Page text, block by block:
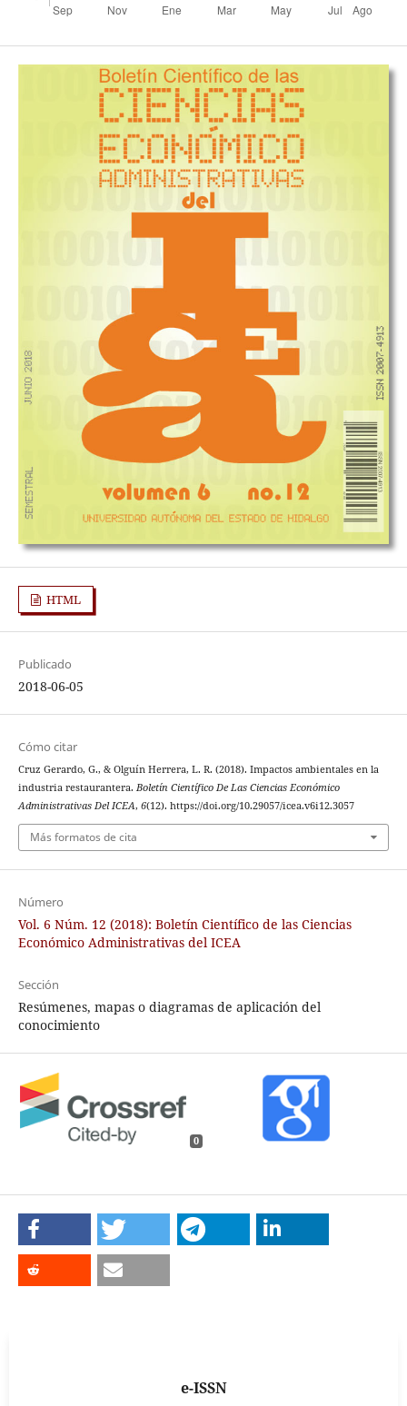
HTML
Publicado
2018-06-05
Cómo citar
Cruz Gerardo, G., & Olguín Herrera, L. R. (2018). Impactos ambientales en la
industria restaurantera. Boletín Científico De Las Ciencias Económico
Administrativas Del ICEA, 6(12). https://doi.org/10.29057/icea.v6i12.3057
Más formatos de cita
Número
Vol. 6 Núm. 12 (2018): Boletín Científico de las Ciencias
Económico Administrativas del ICEA
Sección
Resúmenes, mapas o diagramas de aplicación del
conocimiento
0
e-ISSN